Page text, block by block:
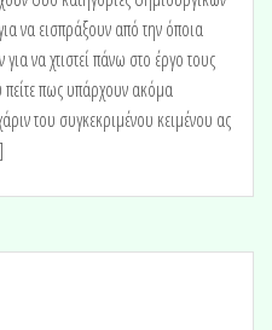
να εισπράξουν από την όποια
να χτιστεί πάνω στο έργο τους
πως υπάρχουν ακόμα
του συγκεκριμένου κειμένου ας